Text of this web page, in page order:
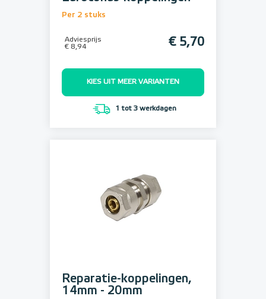
Per 2 stuks
Adviesprijs
€ 8,94
€ 5,70
KIES UIT MEER VARIANTEN
1 tot 3 werkdagen
Reparatie-koppelingen,
14mm - 20mm